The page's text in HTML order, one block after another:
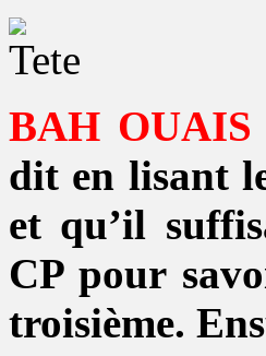
BAH OUAIS
dit en lisant
et qu’il
CP pour
troisième.